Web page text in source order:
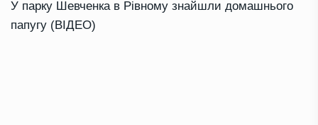
У парку Шевченка в Рівному знайшли домашнього
папугу (ВІДЕО)